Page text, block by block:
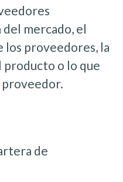
mercado, el
los proveedores, la
o lo que
proveedor.
de